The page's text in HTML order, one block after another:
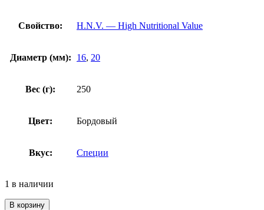
Свойство: H.N.V. — High Nutritional Value
Диаметр (мм): 16, 20
Вес (г): 250
Цвет: Бордовый
Вкус: Специи
1 в наличии
В корзину